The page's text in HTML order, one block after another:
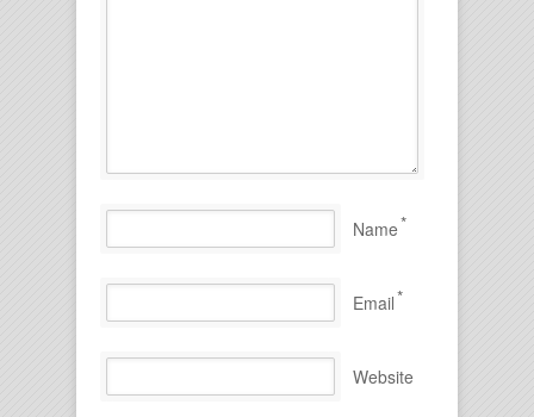
Name*
Email*
Website